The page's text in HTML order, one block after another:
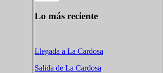
Lo más reciente
Llegada a La Cardosa
Salida de La Cardosa